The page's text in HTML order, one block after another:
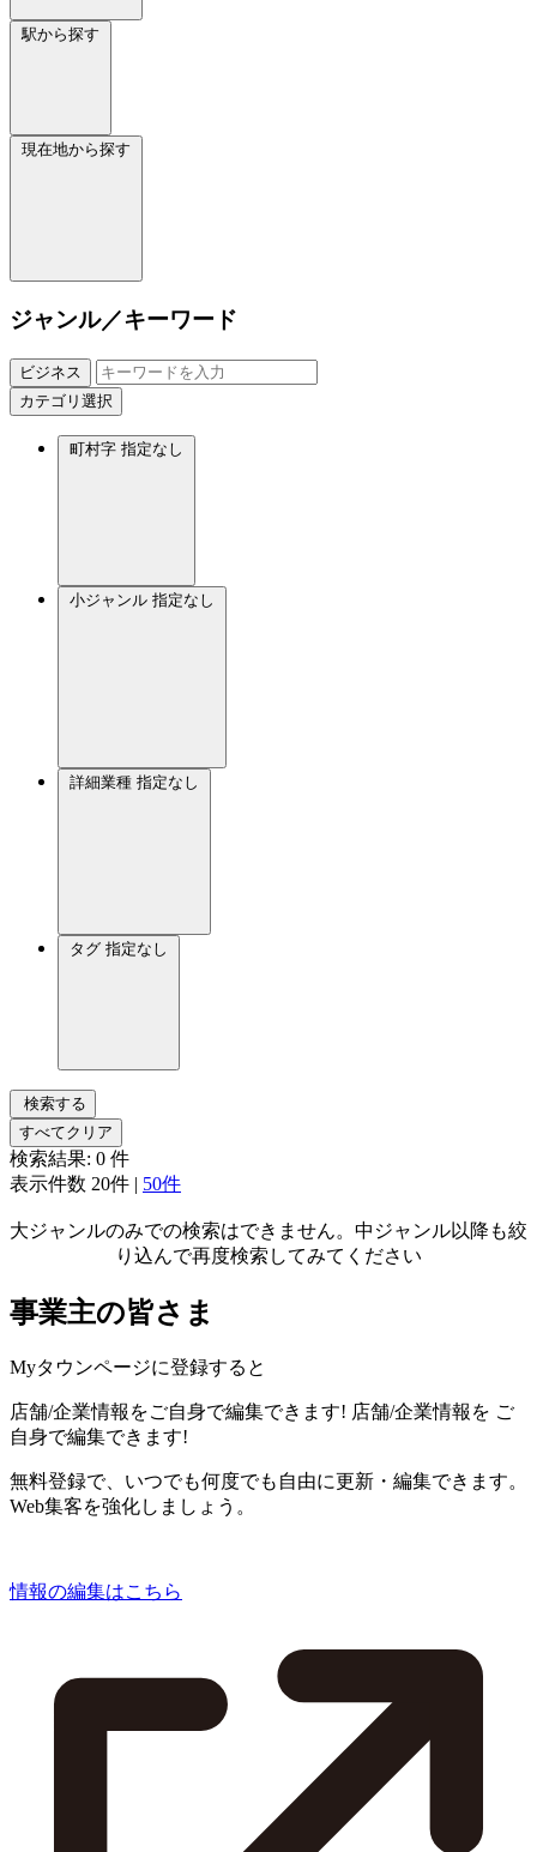
駅から探す
現在地から探す
ジャンル／キーワード
ビジネス
カテゴリ選択
町村字 指定なし
小ジャンル 指定なし
詳細業種 指定なし
タグ 指定なし
検索する
すべてクリア
検索結果: 0 件
表示件数 20件 | 50件
大ジャンルのみでの検索はできません。中ジャンル以降も絞
り込んで再度検索してみてください
事業主の皆さま
Myタウンページに登録すると
店舗/企業情報をご自身で編集できます! 店舗/企業情報を ご
自身で編集できます!
無料登録で、いつでも何度でも自由に更新・編集できます。
Web集客を強化しましょう。
情報の編集はこちら